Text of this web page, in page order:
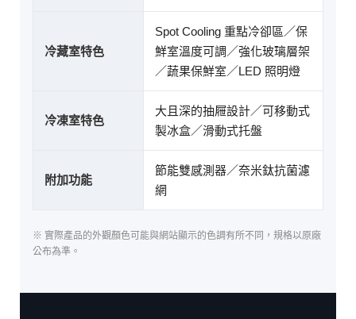
冷藏室特色
Spot Cooling 重點冷卻區／保
鮮室溫度可調／強化玻璃層架
／蔬果保鮮室／LED 照明燈
冷凍室特色
大且深的抽屜設計／可移動式
製冰盒／滑動式托盤
附加功能
節能雙感測器／奈米鈦抗菌濾
網
※ 實際產品的外觀顏色可能與網站顯示的色調有所不同，規格以原廠
公布為準。